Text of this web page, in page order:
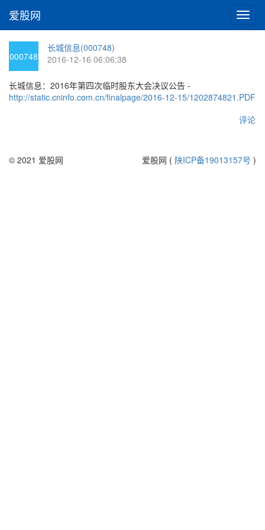
切
换
爱股网
000748
长城信息(000748)
2016-12-16 06:06:38
长城信息：2016年第四次临时股东大会决议公告 -
http://static.cninfo.com.cn/finalpage/2016-12-15/1202874821.PDF
评论
© 2021 爱股网 爱股网 ( 陕ICP备19013157号 )